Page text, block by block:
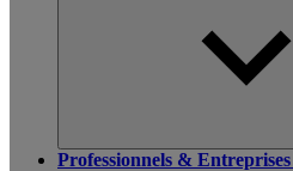
Professionnels & Entreprises